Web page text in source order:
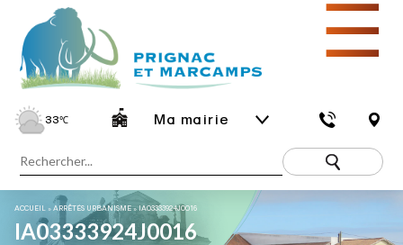
33℃ Ma mairie
☰
ACCUEIL »ARRÊTÉS URBANISME»IA03333924J0016
IA03333924J0016